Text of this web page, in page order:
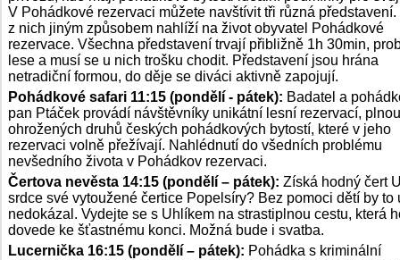
V Pohádkové rezervaci můžete navštívit tři různá
z nich jiným způsobem nahlíží na život obyvatel Pohádkové
rezervace. Všechna představení trvají přibližně 1h 30min,
lese a musí se u nich trošku chodit. Představení jsou hrána
netradiční formou, do děje se diváci aktivně zapojují.
Pohádkové safari 11:15 (pondělí - pátek): Badatel a
pan Ptáček provádí návštěvníky unikátní lesní rezervací, plnou
ohrožených druhů českých pohádkových bytostí, které v jeho
rezervaci volně přežívají. Nahlédnutí do všedních problému
nevšedního života v Pohádkov rezervaci.
Čertova nevěsta 14:15 (pondělí – pátek): Získá hodný čert
srdce své vytoužené čertice Popelsíry? Bez pomoci dětí by to
nedokázal. Vydejte se s Uhlíkem na strastiplnou cestu, která
dovede ke šťastnému konci. Možná bude i svatba.
Lucernička 16:15 (pondělí – pátek): Pohádka s kriminální